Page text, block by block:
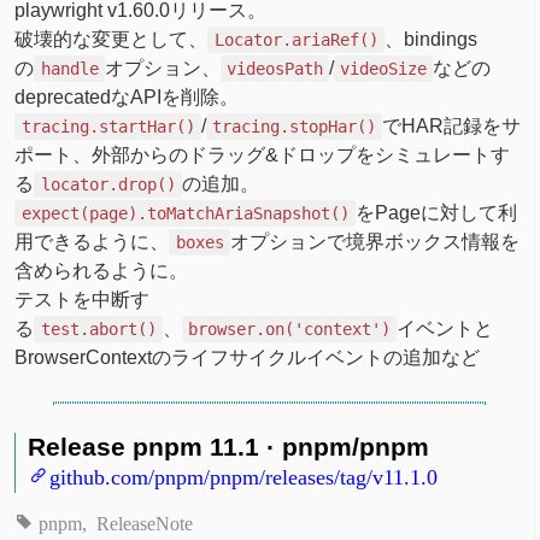
playwright v1.60.0リリース。
破壊的な変更として、
Locator.ariaRef()
、bindings
の handle オプション、 videosPath / videoSize などの
deprecatedなAPIを削除。
tracing.startHar() / tracing.stopHar() でHAR記録をサ
ポート、外部からのドラッグ&ドロップをシミュレートす
る locator.drop() の追加。
expect(page).toMatchAriaSnapshot() をPageに対して利
用できるように、
boxes オプションで境界ボックス情報を
含められるように。
テストを中断す
る test.abort() browser.on('context') イベントと
BrowserContextのライフサイクルイベントの追加など
Release pnpm 11.1 · pnpm/pnpm
github.com/pnpm/pnpm/releases/tag/v11.1.0
pnpm ReleaseNote